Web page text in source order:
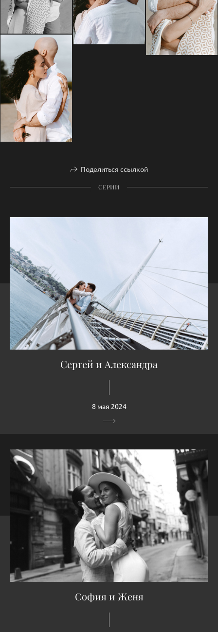
Поделиться ссылкой
СЕРИИ
Сергей и Александра
8 мая 2024
София и Женя